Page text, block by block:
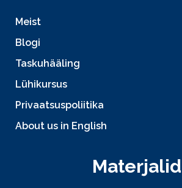
Meist
Blogi
Taskuhääling
Lühikursus
Privaatsuspoliitika
About us in English
Materjalid